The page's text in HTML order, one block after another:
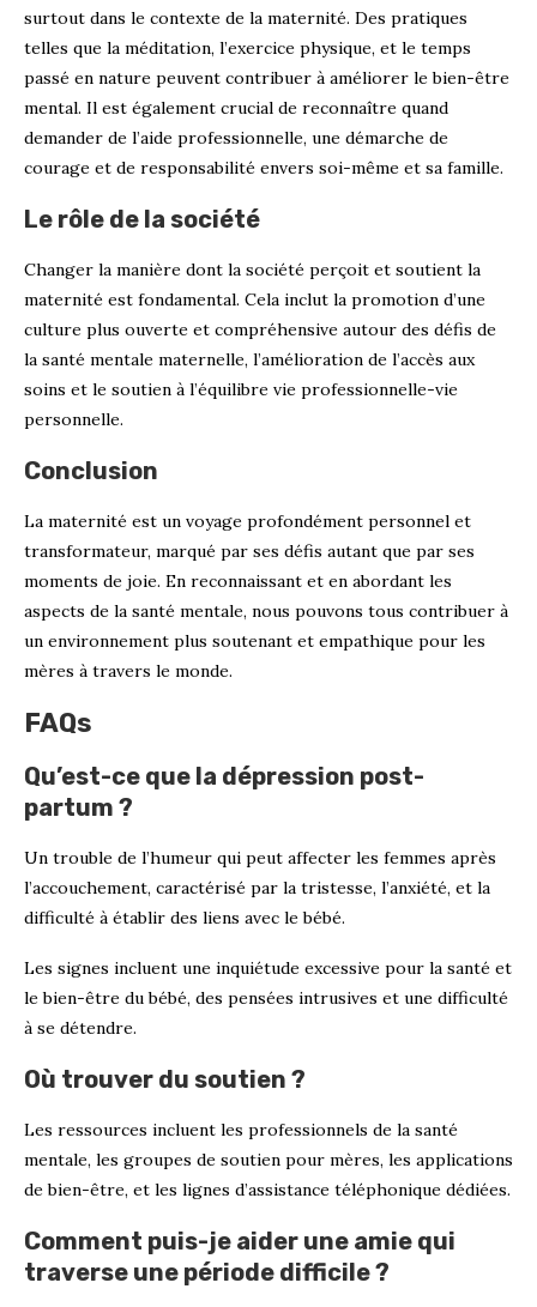
surtout dans le contexte de la maternité. Des pratiques
telles que la méditation, l’exercice physique, et le temps
passé en nature peuvent contribuer à améliorer le bien-être
mental. Il est également crucial de reconnaître quand
demander de l’aide professionnelle, une démarche de
courage et de responsabilité envers soi-même et sa famille.
Le rôle de la société
Changer la manière dont la société perçoit et soutient la
maternité est fondamental. Cela inclut la promotion d’une
culture plus ouverte et compréhensive autour des défis de
la santé mentale maternelle, l’amélioration de l’accès aux
soins et le soutien à l’équilibre vie professionnelle-vie
personnelle.
Conclusion
La maternité est un voyage profondément personnel et
transformateur, marqué par ses défis autant que par ses
moments de joie. En reconnaissant et en abordant les
aspects de la santé mentale, nous pouvons tous contribuer à
un environnement plus soutenant et empathique pour les
mères à travers le monde.
FAQs
Qu’est-ce que la dépression post-
partum ?
Un trouble de l’humeur qui peut affecter les femmes après
l’accouchement, caractérisé par la tristesse, l’anxiété, et la
difficulté à établir des liens avec le bébé.
Les signes incluent une inquiétude excessive pour la santé et
le bien-être du bébé, des pensées intrusives et une difficulté
à se détendre.
Où trouver du soutien ?
Les ressources incluent les professionnels de la santé
mentale, les groupes de soutien pour mères, les applications
de bien-être, et les lignes d’assistance téléphonique dédiées.
Comment puis-je aider une amie qui
traverse une période difficile ?